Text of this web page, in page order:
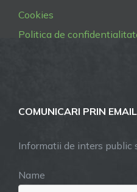
Cookies
Politica de
COMUNICARI PRIN EMAIL
Informatii de inters public
Name